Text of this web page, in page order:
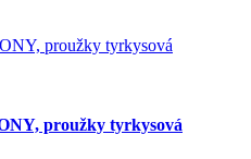
proužky tyrkysová